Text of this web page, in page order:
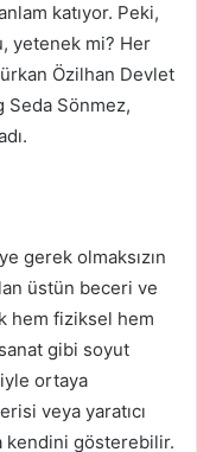
katıyor. Peki,
yetenek mi? Her
Özilhan Devlet
Seda Sönmez,
gerek olmaksızın
üstün beceri ve
hem fiziksel hem
gibi soyut
ortaya
veya yaratıcı
kendini gösterebilir.